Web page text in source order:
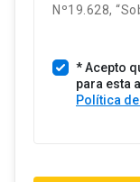
n
o
Nº19.628,
* Acepto
para esta
Política